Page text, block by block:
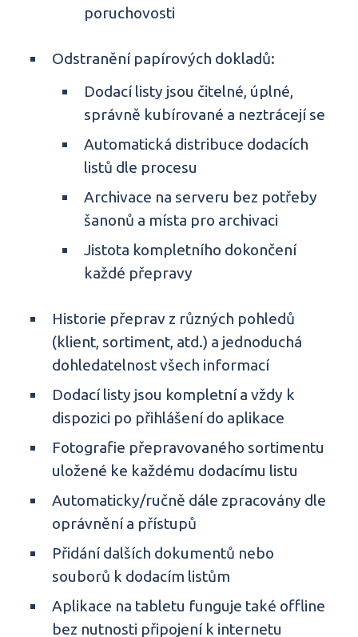
poruchovosti
Odstranění papírových dokladů:
Dodací listy jsou čitelné, úplné,
správně kubírované a neztrácejí se
Automatická distribuce dodacích
listů dle procesu
Archivace na serveru bez potřeby
šanonů a místa pro archivaci
Jistota kompletního dokončení
každé přepravy
Historie přeprav z různých pohledů
(klient, sortiment, atd.) a jednoduchá
dohledatelnost všech informací
Dodací listy jsou kompletní a vždy k
dispozici po přihlášení do aplikace
Fotografie přepravovaného sortimentu
uložené ke každému dodacímu listu
Automaticky/ručně dále zpracovány dle
oprávnění a přístupů
Přidání dalších dokumentů nebo
souborů k dodacím listům
Aplikace na tabletu funguje také offline
bez nutnosti připojení k internetu